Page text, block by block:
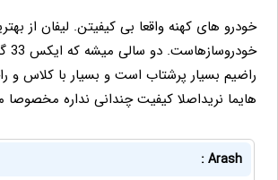
خودرو های کهنه واقعا بی کیفیتن. لیفان از
راضیم بسیار پرشتاب است و بسیار با کلاس و
هایما نریداصلا کیفیت چندانی نداره مخصوصا
Arash :